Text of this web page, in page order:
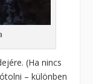
(Ha nincs
– különben